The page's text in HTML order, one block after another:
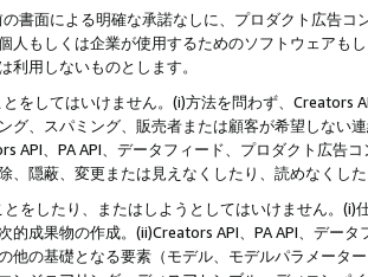
書面による明確な承諾なしに、プロダクト広告
人もしくは企業が使用するためのソフトウェアも
利用しないものとします。
をしてはいけません。(i)方法を問わず、Creators
グ、スパミング、販売者または顧客が希望しない
API、PA API、データフィード、プロダクト広告
、隠蔽、変更または見えなくしたり、読めなくし
をしたり、またはしようとしてはいけません。
的成果物の作成。(ii)Creators API、PA API、デー
他の基礎となる要素（モデル、モデルパラメータ